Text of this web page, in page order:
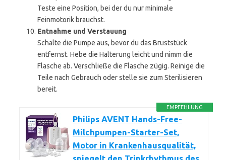
Teste eine Position, bei der du nur minimale
Feinmotorik brauchst.
Entnahme und Verstauung
Schalte die Pumpe aus, bevor du das Bruststück
entfernst. Hebe die Halterung leicht und nimm die
Flasche ab. Verschließe die Flasche zügig. Reinige die
Teile nach Gebrauch oder stelle sie zum Sterilisieren
bereit.
EMPFEHLUNG
Philips AVENT Hands-Free-
Milchpumpen-Starter-Set,
Motor in Krankenhausqualität,